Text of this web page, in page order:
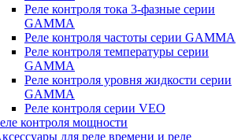
Реле контроля тока 3-фазные серии
GAMMA
Реле контроля частоты серии GAMMA
Реле контроля температуры серии
GAMMA
Реле контроля уровня жидкости серии
GAMMA
Реле контроля серии VEO
контроля мощности
для реле времени и реле